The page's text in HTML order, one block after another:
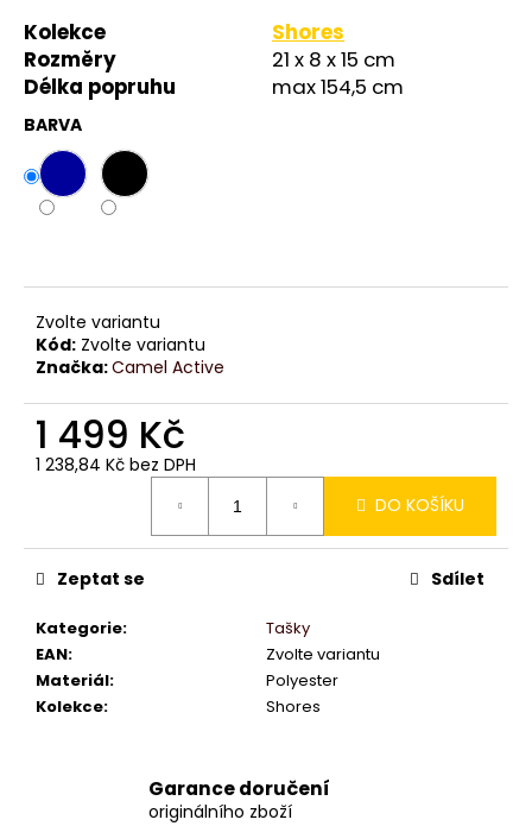
Kolekce
Shores
Rozměry
21 x 8 x 15 cm
Délka popruhu
max 154,5 cm
BARVA
Zvolte variantu
Kód: Zvolte variantu
Značka:Camel Active
1 499 Kč
1 238,84 Kč bez DPH
DO KOŠÍKU
Kategorie:
Tašky
EAN:
Zvolte variantu
Materiál:
Polyester
Kolekce: Shores
Zeptat se Sdílet
Garance doručení
originálního zboží
u
č
u
j
e
m
e